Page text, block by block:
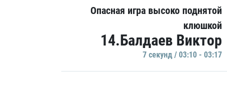
Опасная игра высоко поднятой
клюшкой
14.Балдаев Виктор
7 секунд / 03:10 - 03:17